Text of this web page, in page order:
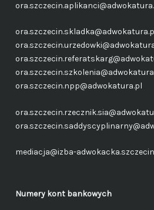
ora.szczecin.npp@adwokatura.pl
mediacja@izba-
Numery kont bankowych